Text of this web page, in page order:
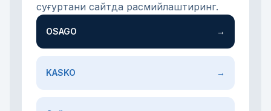
суғуртани сайтда расмийлаштиринг.
OSAGO →
KASKO →